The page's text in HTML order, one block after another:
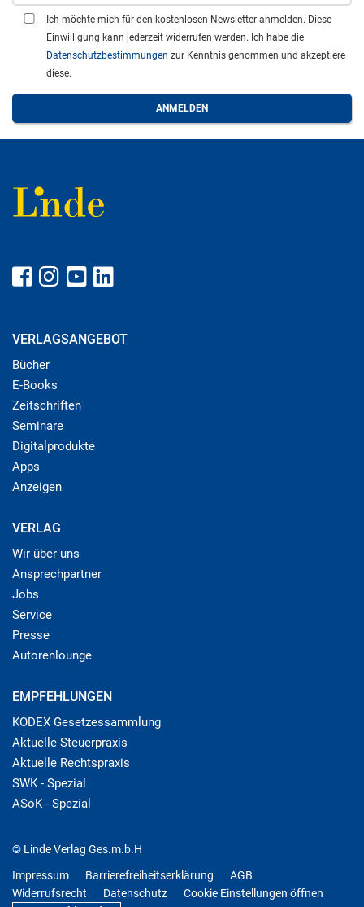
Ich möchte mich für den kostenlosen Newsletter anmelden. Diese
Einwilligung kann jederzeit widerrufen werden. Ich habe die
Datenschutzbestimmungen zur Kenntnis genommen und akzeptiere
diese.
VERLAGSANGEBOT
Bücher
E-Books
Zeitschriften
Seminare
Digitalprodukte
Apps
Anzeigen
VERLAG
Wir über uns
Ansprechpartner
Jobs
Service
Presse
Autorenlounge
EMPFEHLUNGEN
KODEX Gesetzessammlung
Aktuelle Steuerpraxis
Aktuelle Rechtspraxis
SWK - Spezial
ASoK - Spezial
© Linde Verlag Ges.m.b.H
Impressum
Barrierefreiheitserklärung
AGB
Widerrufsrecht
Datenschutz
Cookie Einstellungen öffnen